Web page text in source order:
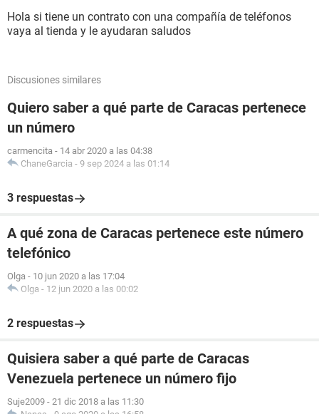
Hola si tiene un contrato con una compañía de teléfonos
vaya al tienda y le ayudaran saludos
Discusiones similares
Quiero saber a qué parte de Caracas pertenece
un número
carmencita - 14 abr 2020 a las 04:38
ChaneGarcia - 9 sep 2024 a las 01:14
3 respuestas
A qué zona de Caracas pertenece este número
telefónico
Olga - 10 jun 2020 a las 17:04
Olga - 12 jun 2020 a las 00:02
2 respuestas
Quisiera saber a qué parte de Caracas
Venezuela pertenece un número fijo
Suje2009 - 21 dic 2018 a las 11:30